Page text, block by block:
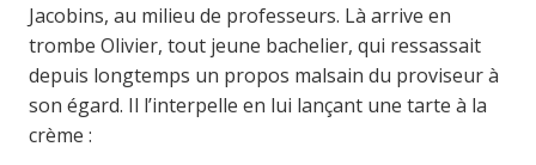
Jacobins, au milieu de professeurs. Là arrive en
trombe Olivier, tout jeune bachelier, qui ressassait
depuis longtemps un propos malsain du proviseur à
son égard. Il l’interpelle en lui lançant une tarte à la
crème :